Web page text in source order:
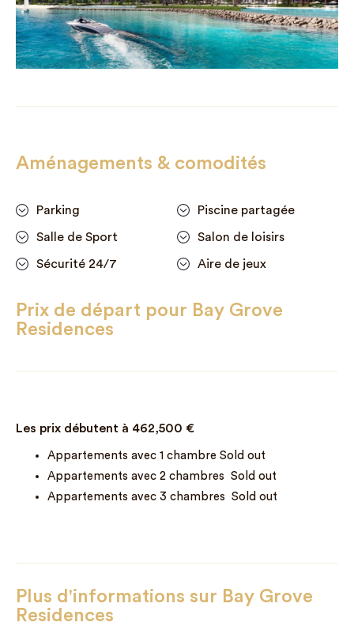
Aménagements & comodités
Parking Piscine partagée
Salle de Sport Salon de loisirs
Sécurité 24/7 Aire de jeux
Prix de départ pour Bay Grove
Residences
Les prix débutent à 462,500 €
Appartements avec 1 chambre Sold out
Appartements avec 2 chambres Sold out
Appartements avec 3 chambres Sold out
Plus d'informations sur Bay Grove
Residences